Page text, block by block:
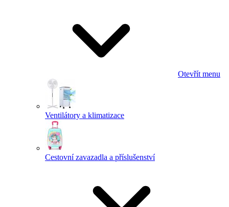
Otevřít menu
Ventilátory a klimatizace
Cestovní zavazadla a příslušenství